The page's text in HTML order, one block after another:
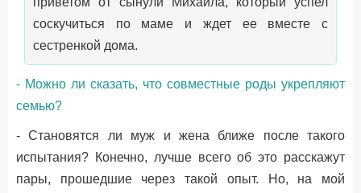
соскучиться по маме и ждет ее вместе с
сестренкой дома.
- Можно ли сказать, что совместные роды укрепляют
семью?
- Становятся ли муж и жена ближе после такого
испытания? Конечно, лучше всего об это расскажут
пары, прошедшие через такой опыт. Но, на мой